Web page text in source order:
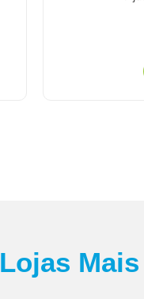
Lojas